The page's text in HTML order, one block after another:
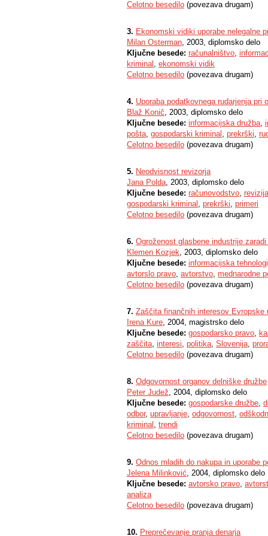
Celotno besedilo (povezava drugam)
3. Ekonomski vidiki uporabe nelegalne
Milan Osterman, 2003, diplomsko delo
Ključne besede: računalništvo,
kriminal , ekonomski vidik
Celotno besedilo (povezava drugam)
4. Uporaba podatkovnega rudarjenja
Blaž Konič, 2003, diplomsko delo
Ključne besede: informacijska družba,
pošta, gospodarski kriminal , prekrški,
Celotno besedilo (povezava drugam)
5. Neodvisnost revizorja
Jana Polda, 2003, diplomsko delo
Ključne besede: računovodstvo, revizija
gospodarski kriminal , prekrški, primeri
Celotno besedilo (povezava drugam)
6. Ogroženost glasbene industrije
Klemen Kozjek, 2003, diplomsko delo
Ključne besede: informacijska
avtorslo pravo, avtorstvo, mednarodne
Celotno besedilo (povezava drugam)
7. Zaščita finančnih interesov Evropske
Irena Kure, 2004, magistrsko delo
Ključne besede: gospodarsko pravo,
zaščita, interesi, politika, Slovenija,
Celotno besedilo (povezava drugam)
8. Odgovornost organov delniške družbe
Peter Judež, 2004, diplomsko delo
Ključne besede: gospodarske družbe,
odbor, upravljanje, odgovornost,
kriminal , trendi
Celotno besedilo (povezava drugam)
9. Odnos mladih do nakupa in uporabe
Jelena Milinković, 2004, diplomsko delo
Ključne besede: avtorsko pravo,
analiza
Celotno besedilo (povezava drugam)
10. Preprečevanje pranja denarja